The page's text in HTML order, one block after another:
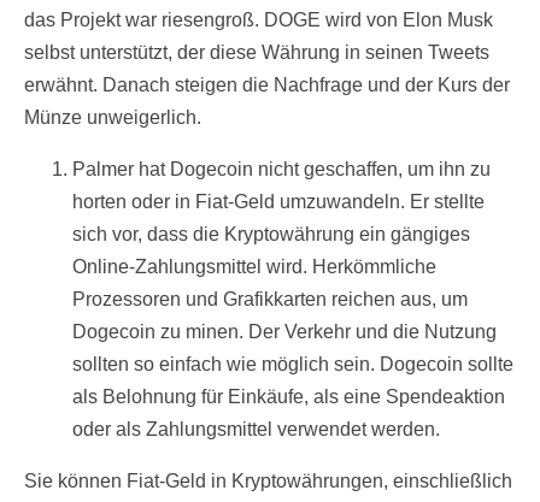
das Projekt war riesengroß. DOGE wird von Elon Musk
selbst unterstützt, der diese Währung in seinen Tweets
erwähnt. Danach steigen die Nachfrage und der Kurs der
Münze unweigerlich.
Palmer hat Dogecoin nicht geschaffen, um ihn zu
horten oder in Fiat-Geld umzuwandeln. Er stellte
sich vor, dass die Kryptowährung ein gängiges
Online-Zahlungsmittel wird. Herkömmliche
Prozessoren und Grafikkarten reichen aus, um
Dogecoin zu minen. Der Verkehr und die Nutzung
sollten so einfach wie möglich sein. Dogecoin sollte
als Belohnung für Einkäufe, als eine Spendeaktion
oder als Zahlungsmittel verwendet werden.
Sie können Fiat-Geld in Kryptowährungen, einschließlich